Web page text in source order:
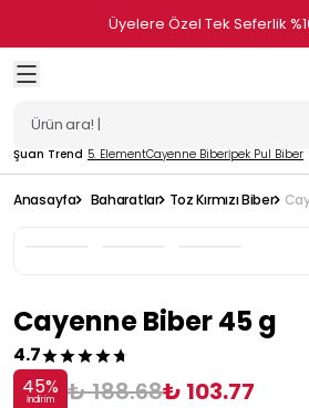
Üyelere Özel Tek Seferlik
Şuan Trend 5. ElementCayenne Biberİpek Pul Biber
Anasayfa Baharatlar Toz Kırmızı Biber
Cayenne Biber 45 g
4.7
45%
İndirim ₺ 188.68₺ 103.77